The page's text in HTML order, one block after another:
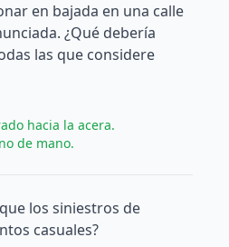
en bajada en una calle
¿Qué debería
las que considere
hacia la acera.
de mano.
los siniestros de
casuales?